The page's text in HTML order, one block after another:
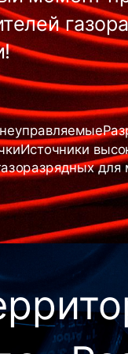
Источники
для